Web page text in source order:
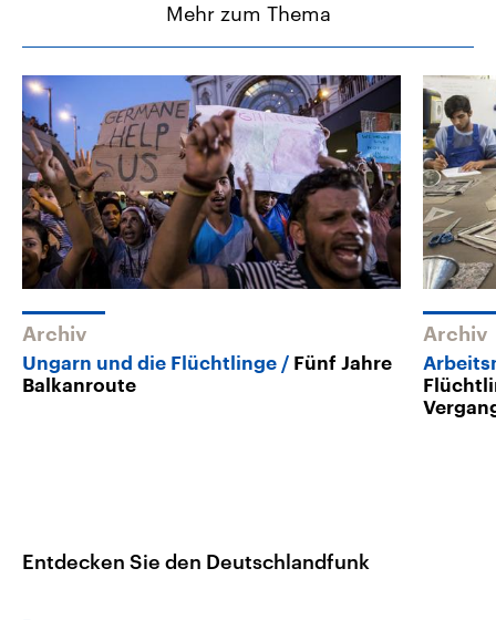
Mehr zum Thema
Archiv
Ungarn und die Flüchtlinge
Fünf Jahre
Balkanroute
Archiv
Entdecken Sie den Deutschlandfunk